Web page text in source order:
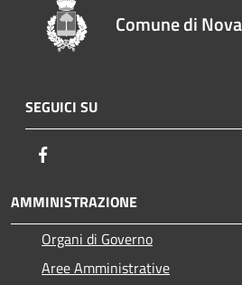
Comune di
SEGUICI SU
AMMINISTRAZIONE
Organi di Governo
Aree Amministrative